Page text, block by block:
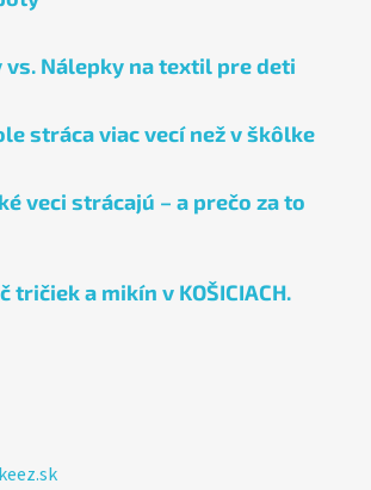
vs. Nálepky na textil pre deti
stráca viac vecí než v škôlke
veci strácajú – a prečo za to
tričiek a mikín v KOŠICIACH.